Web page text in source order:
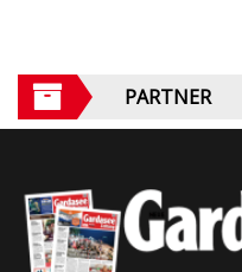
PARTNER